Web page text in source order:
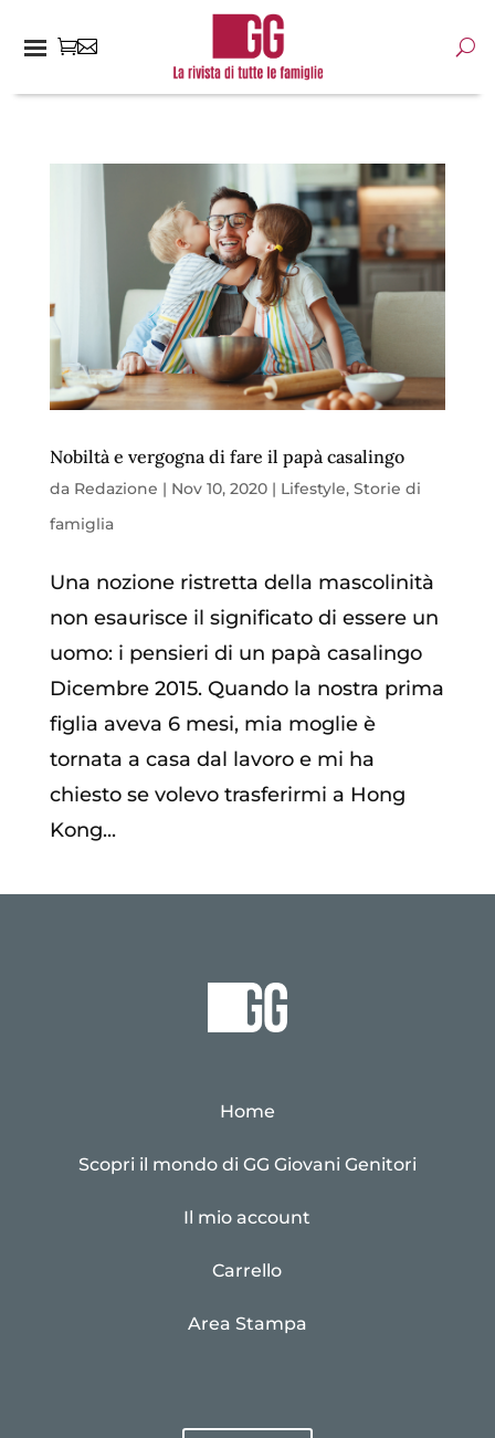
Nobiltà e vergogna di fare il papà casalingo
da Redazione | Nov 10, 2020| Lifestyle, Storie di
famiglia
Una nozione ristretta della mascolinità
non esaurisce il significato di essere un
uomo: i pensieri di un papà casalingo
Dicembre 2015. Quando la nostra prima
figlia aveva 6 mesi, mia moglie è
tornata a casa dal lavoro e mi ha
chiesto se volevo trasferirmi a Hong
Kong...
Home
Scopri il mondo di GG Giovani Genitori
Il mio account
Carrello
Area Stampa